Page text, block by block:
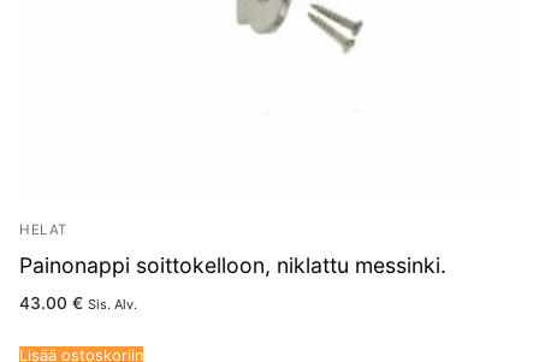
HELAT
Painonappi soittokelloon, niklattu messinki.
43.00 € Sis. Alv.
Lisää ostoskoriin